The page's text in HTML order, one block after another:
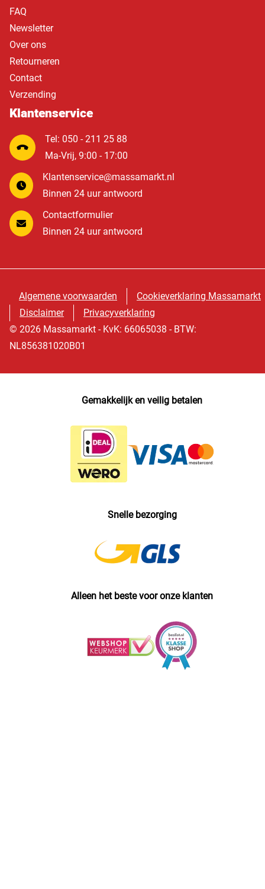
FAQ
Newsletter
Over ons
Retourneren
Contact
Verzending
Klantenservice
Tel: 050 - 211 25 88
Ma-Vrij, 9:00 - 17:00
Klantenservice@massamarkt.nl
Binnen 24 uur antwoord
Contactformulier
Binnen 24 uur antwoord
Algemene voorwaarden
Cookieverklaring Massamarkt
Disclaimer
Privacyverklaring
© 2026 Massamarkt - KvK: 66065038 - BTW:
NL856381020B01
Gemakkelijk en veilig betalen
Snelle bezorging
Alleen het beste voor onze klanten